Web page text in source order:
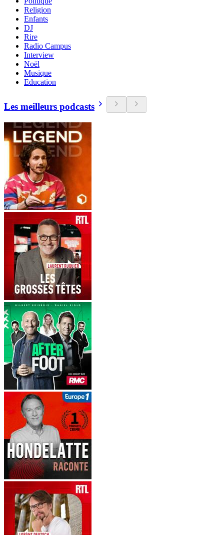
Religion
Enfants
DJ
Rire
Radio Campus
Interview
Noël
Musique
Education
Les meilleurs podcasts